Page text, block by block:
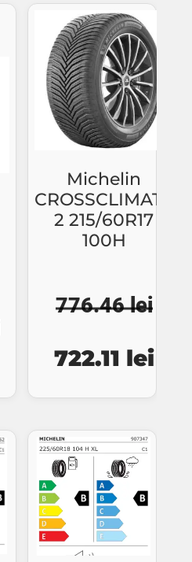
689.28 lei.
fost:
917.65 lei.
Michelin
CROSSCLIMATE
2 215/60R17
100H
776.46lei
inițial
a
fost:
776.46 lei.
722.11 lei